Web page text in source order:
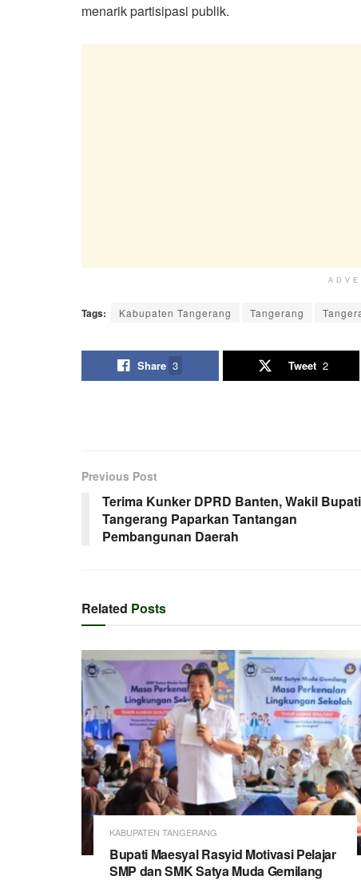
menarik partisipasi publik.
Tags: Kabupaten Tangerang Tangerang
Share 3 Tweet 2
Previous Post
Terima Kunker DPRD Banten, Wakil Bupati
Tangerang Paparkan Tantangan
Pembangunan Daerah
Related Posts
KABUPATEN TANGERANG
Bupati Maesyal Rasyid Motivasi Pelajar
SMP dan SMK Satya Muda Gemilang